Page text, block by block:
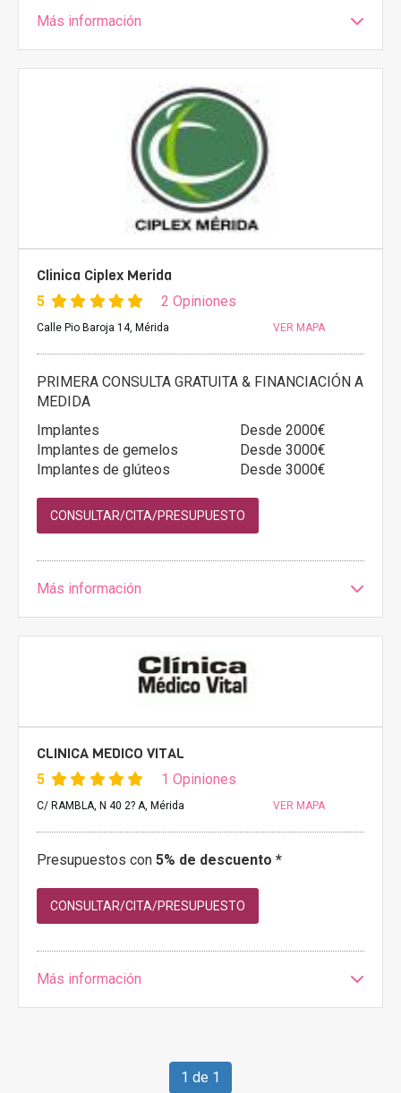
Más información
Clinica Ciplex Merida
5 2 Opiniones
Calle Pio Baroja 14, Mérida VER MAPA
PRIMERA CONSULTA GRATUITA & FINANCIACIÓN A
MEDIDA
Implantes
Desde 2000€
Implantes de gemelos
Desde 3000€
Implantes de glúteos
Desde 3000€
CONSULTAR/CITA/PRESUPUESTO
Más información
CLINICA MEDICO VITAL
5 1 Opiniones
C/ RAMBLA, N 40 2? A, Mérida VER MAPA
Presupuestos con 5% de descuento *
CONSULTAR/CITA/PRESUPUESTO
Más información
1 de 1